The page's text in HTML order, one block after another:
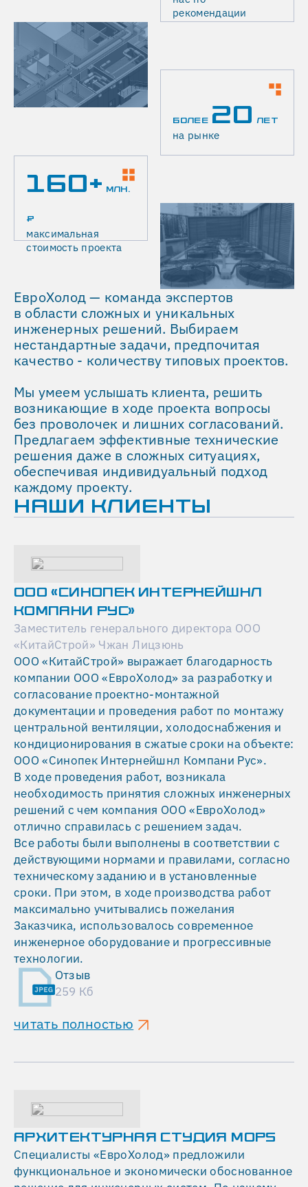
рекомендации
БОЛЕЕ 20 ЛЕТ
на рынке
160+ МЛН.
₽
максимальная
стоимость проекта
ЕвроХолод — команда экспертов
в области сложных и уникальных
инженерных решений. Выбираем
нестандартные задачи, предпочитая
качество - количеству типовых проектов.
Мы умеем услышать клиента, решить
возникающие в ходе проекта вопросы
без проволочек и лишних согласований.
Предлагаем эффективные технические
решения даже в сложных ситуациях,
обеспечивая индивидуальный подход
каждому проекту.
НАШИ КЛИЕНТЫ
ООО «СИНОПЕК ИНТЕРНЕЙШНЛ
КОМПАНИ РУС»
Заместитель генерального директора ООО
«КитайСтрой» Чжан Лицзюнь
ООО «КитайСтрой» выражает благодарность
компании ООО «ЕвроХолод» за разработку и
согласование проектно-монтажной
документации и проведения работ по монтажу
центральной вентиляции, холодоснабжения и
кондиционирования в сжатые сроки на объекте:
ООО «Синопек Интернейшнл Компани Рус».
В ходе проведения работ, возникала
необходимость принятия сложных инженерных
решений с чем компания ООО «ЕвроХолод»
отлично справилась с решением задач.
Все работы были выполнены в соответствии с
действующими нормами и правилами, согласно
техническому заданию и в установленные
сроки. При этом, в ходе производства работ
максимально учитывались пожелания
Заказчика, использовалось современное
инженерное оборудование и прогрессивные
технологии.
Отзыв
259 Кб
читать полностью
АРХИТЕКТУРНАЯ СТУДИЯ MOPS
Специалисты «ЕвроХолод» предложили
функциональное и экономически обоснованное